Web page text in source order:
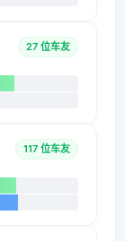
27 位车友
117 位车友